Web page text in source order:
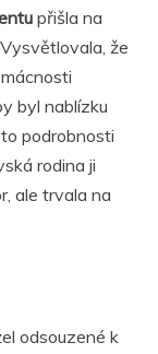
přišla na
že
byl nablízku
podrobnosti
rodina ji
ale trvala na
odsouzené k